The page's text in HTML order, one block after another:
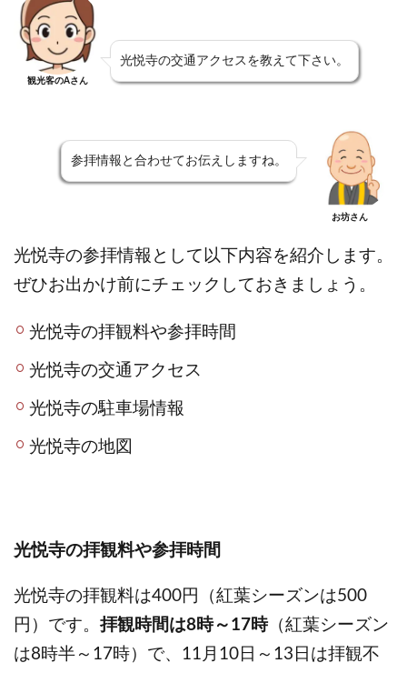
観光客のAさん
光悦寺の交通アクセスを教えて下さい。
参拝情報と合わせてお伝えしますね。
お坊さん
光悦寺の参拝情報として以下内容を紹介します。
ぜひお出かけ前にチェックしておきましょう。
光悦寺の拝観料や参拝時間
光悦寺の交通アクセス
光悦寺の駐車場情報
光悦寺の地図
光悦寺の拝観料や参拝時間
光悦寺の拝観料は400円（紅葉シーズンは500
円）です。 拝観時間は8時～17時（紅葉シーズン
は8時半～17時）で、11月10日～13日は拝観不